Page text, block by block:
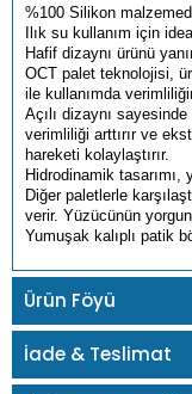
%100 Silikon
Ilık su kullanım için
Hafif dizaynı ürünü
OCT palet teknolojisi,
ile kullanımda
Açılı dizaynı
verimliliği arttırır ve
hareketi kolaylaştırır.
Hidrodinamik tasarımı,
Diğer paletlerle
verir. Yüzücünün
Yumuşak kalıplı patik
Ürün Föyü
İade & Teslimat